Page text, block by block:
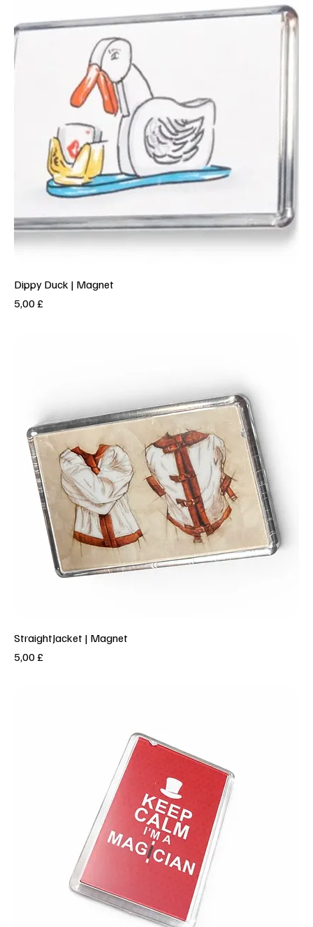
Dippy Duck | Magnet
Prezzo
5,00 £
StraightJacket | Magnet
Prezzo
5,00 £